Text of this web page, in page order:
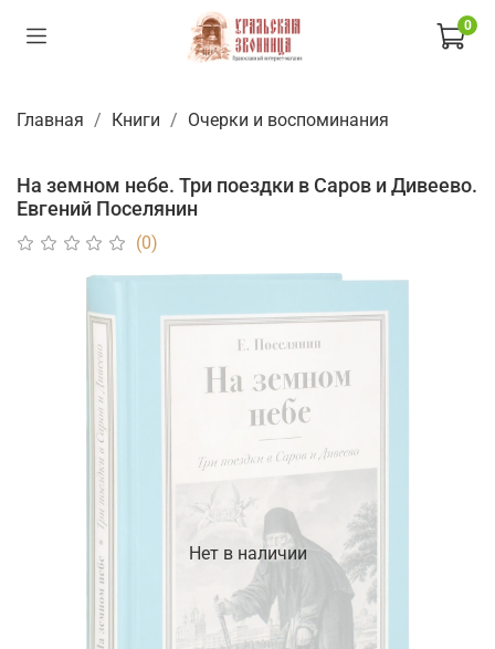
0
Главная Книги Очерки и воспоминания
На земном небе. Три поездки в Саров и Дивеево.
Евгений Поселянин
(0)
Нет в наличии